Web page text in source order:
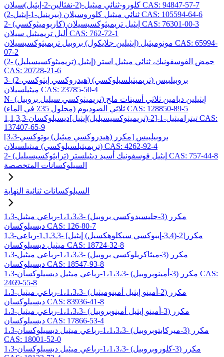
كلورو-ثنائي ميثيل-(2-نفثالين-2-إيثيل)سيلان CAS: 94847-57-7
(2-بيرينيل-1-إيثيل) ثنائي ميثيل كلوروسيلان CAS: 105594-64-6
2- (كاربوميثوكسي) إيثيل تريميثوكسيسيلان CAS: 76301-00-3
أليل تريميثيل سيلان CAS: 762-72-1
مونوميثيل (إيثيلين جلايكول) بروبيل تريميثوكسيسيلان CAS: 65994-
07-2
(2- (تريميثوكسيسيليل) إيثيل) حمض الفوسفونيك، ثنائي ميثيل استر
CAS: 20728-21-6
3- (2-هيدروكسي إيثوكسي) بروبيلبيس (تريميثيلسيلوكسي)
ميثيلسيلان CAS: 23785-50-4
N- (تريميثوكسي سيليل بروبيل) إيثيلين ديامين ثلاثي أسيتات ملح
ثلاثي الصوديوم (محلول 35٪ في الماء) CAS: 128850-89-5
1,1,3,3-تيتراميثيل-1-[2-(تريميثوكسيسيليل)إيثيل]ديسيلوكسان CAS:
137407-65-9
[3،3-مكرر (هيدروكسي ميثيل) بوتوكسي] بروبيلبيس
(تريميثيلسيلوكسي) ميثيلسيلان CAS: 4262-92-4
2- (ترايثوكسيسيليل) إيثيل فوسفونيك أسيد ديثيلستر CAS: 757-44-8
السيلوكسانات المتخصصة
السيلوكسانات ثنائية النهاية
1،3-مكرر (3-جليسيدوكسي بروبيل) -1،1،3،3-رباعي ميثيل
ديسيلوكسان CAS: 126-80-7
1,3-مكرر[2-(3,4-إيبوكسي سيكلوهكسيل) إيثيل] -1,1,3,3-رباعي
ميثيل ديسيلوكسان CAS: 18724-32-8
1،3-مكرر (3-ميثاكريلوكسي بروبيل) -1،1،3،3-رباعي ميثيل
ديسيلوكسان CAS: 18547-93-8
1،3-مكرر (3-أمينوبروبيل) -1،1،3،3-رباعي ميثيل ديسيلوكسان CAS:
2469-55-8
1،3-مكرر (2-أمينو إيثيل أمينوميثيل) -1،1،3،3-رباعي ميثيل
ديسيلوكسان CAS: 83936-41-8
1،3-مكرر (3-أمينو إيثيل أمينوبروبيل) -1،1،3،3-رباعي ميثيل
ديسيلوكسان CAS: 17866-53-4
1،3-مكرر (3-ميركابتوبروبيل) -1،1،3،3-رباعي ميثيل ديسيلوكسان
CAS: 18001-52-0
1،3-مكرر (3-كلوروبروبيل) -1،1،3،3-رباعي ميثيل ديسيلوكسان